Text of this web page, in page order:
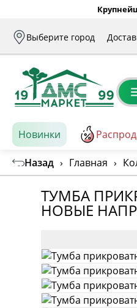
Выберите город
Новинки
Назад › Главная ›
ТУМБА
НОВЫЕ